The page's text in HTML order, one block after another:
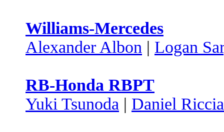
Williams-Mercedes
Alexander Albon | Logan
RB-Honda RBPT
Yuki Tsunoda | Daniel